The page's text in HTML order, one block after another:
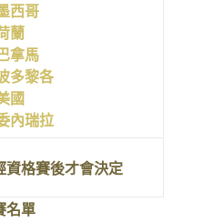
西哥
蘭
巴拿馬
多黎各
國
內瑞拉
資格賽後才會決定
名單